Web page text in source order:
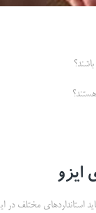
ایزو
استانداردهای مختلف در